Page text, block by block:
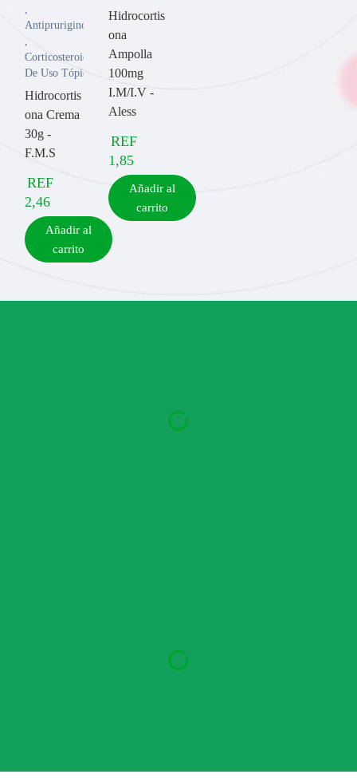
,
Antipruriginosos
,
Corticosteroide
De Uso Tópico
Hidrocortis
ona Crema
30g -
F.M.S
REF
2,46
Añadir al
carrito
Hidrocortis
ona
Ampolla
100mg
I.M/I.V -
Aless
REF
1,85
Añadir al
carrito